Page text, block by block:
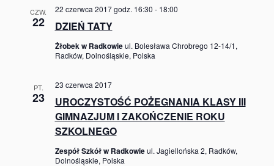
CZW.
22 DZIEŃ TATY
22 czerwca 2017 godz. 16:30 - 18:00
Żłobek w Radkowieul. Bolesława Chrobrego 12-14/1,
Radków, Dolnośląskie, Polska
PT.
23
UROCZYSTOŚĆ POŻEGNANIA KLASY III
GIMNAZJUM I ZAKOŃCZENIE ROKU
SZKOLNEGO
23 czerwca 2017
Zespół Szkół w Radkowieul. Jagiellońska 2, Radków,
Dolnośląskie, Polska